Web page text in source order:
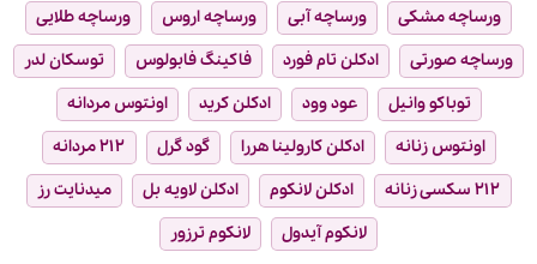
ورساچه مشکی
ورساچه آبی ورساچه اروس
ورساچه طلایی
ورساچه صورتی
ادکلن تام فورد فاکینگ فابولوس
توسکان لدر
توباکو وانیل
عود وود ادکلن کرید
اونتوس مردانه
اونتوس زنانه
ادکلن کارولینا هررا گود گرل
۲۱۲ مردانه
۲۱۲ سکسی زنانه
ادکلن لانکوم ادکلن لاویه بل
میدنایت رز
لانکوم آیدول
لانکوم ترزور